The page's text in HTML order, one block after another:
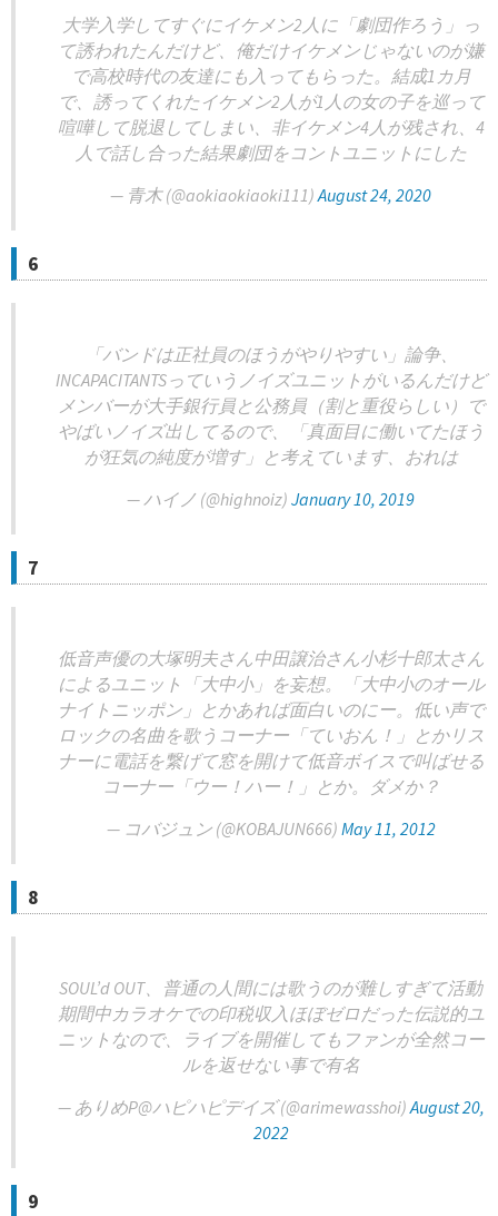
大学入学してすぐにイケメン2人に「劇団作ろう」っ
て誘われたんだけど、俺だけイケメンじゃないのが嫌
で高校時代の友達にも入ってもらった。結成1カ月
で、誘ってくれたイケメン2人が1人の女の子を巡って
喧嘩して脱退してしまい、非イケメン4人が残され、4
人で話し合った結果劇団をコントユニットにした
— 青木 (@aokiaokiaoki111)August 24, 2020
6
「バンドは正社員のほうがやりやすい」論争、
INCAPACITANTSっていうノイズユニットがいるんだけど
メンバーが大手銀行員と公務員（割と重役らしい）で
やばいノイズ出してるので、「真面目に働いてたほう
が狂気の純度が増す」と考えています、おれは
— ハイノ (@highnoiz) January 10, 2019
7
低音声優の大塚明夫さん中田譲治さん小杉十郎太さん
によるユニット「大中小」を妄想。「大中小のオール
ナイトニッポン」とかあれば面白いのにー。低い声で
ロックの名曲を歌うコーナー「ていおん！」とかリス
ナーに電話を繋げて窓を開けて低音ボイスで叫ばせる
コーナー「ウー！ハー！」とか。ダメか？
— コバジュン (@KOBAJUN666) May 11, 2012
8
SOUL’d OUT、普通の人間には歌うのが難しすぎて活動
期間中カラオケでの印税収入ほぼゼロだった伝説的ユ
ニットなので、ライブを開催してもファンが全然コー
ルを返せない事で有名
— ありめP@ハピハピデイズ (@arimewasshoi)August 20,
2022
9